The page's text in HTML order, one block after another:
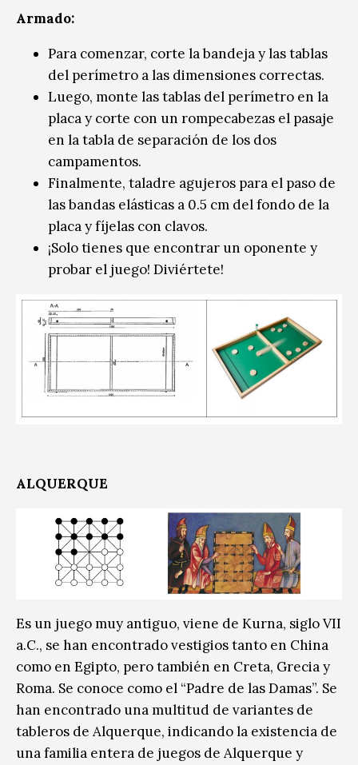
Armado:
Para comenzar, corte la bandeja y las tablas
del perímetro a las dimensiones correctas.
Luego, monte las tablas del perímetro en la
placa y corte con un rompecabezas el pasaje
en la tabla de separación de los dos
campamentos.
Finalmente, taladre agujeros para el paso de
las bandas elásticas a 0.5 cm del fondo de la
placa y fíjelas con clavos.
¡Solo tienes que encontrar un oponente y
probar el juego! Diviértete!
ALQUERQUE
Es un juego muy antiguo, viene de Kurna, siglo VII
a.C., se han encontrado vestigios tanto en China
como en Egipto, pero también en Creta, Grecia y
Roma. Se conoce como el “Padre de las Damas”. Se
han encontrado una multitud de variantes de
tableros de Alquerque, indicando la existencia de
una familia entera de juegos de Alquerque y